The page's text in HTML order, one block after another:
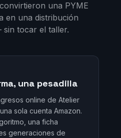
una PYME
en una distribución
tocar el taller.
una pesadilla
online de Atelier
sola cuenta Amazon.
una ficha
generaciones de